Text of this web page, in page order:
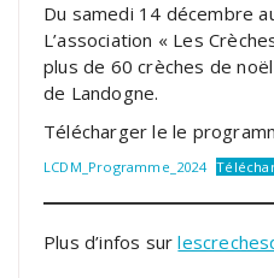
Du samedi 14 décembre
L’association « Les
plus de 60 crèches de
de Landogne.
Télécharger le le
LCDM_Programme_2024
Plus d’infos sur